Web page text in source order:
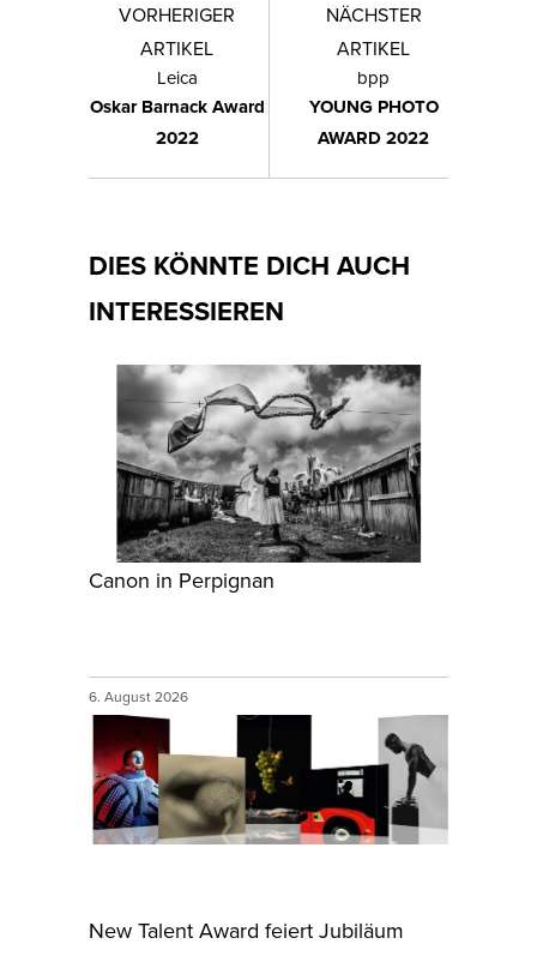
VORHERIGER
ARTIKEL
Leica
Oskar Barnack Award
2022
NÄCHSTER
ARTIKEL
bpp
YOUNG PHOTO
AWARD 2022
DIES KÖNNTE DICH AUCH
INTERESSIEREN
Canon in Perpignan
6. August 2026
New Talent Award feiert Jubiläum